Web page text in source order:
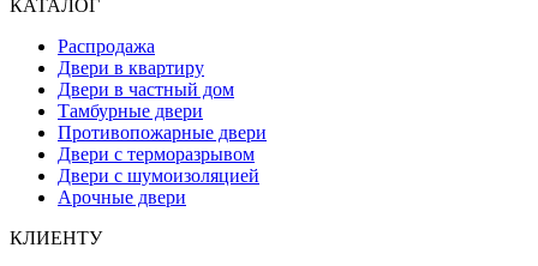
КАТАЛОГ
Распродажа
Двери в квартиру
Двери в частный дом
Тамбурные двери
Противопожарные двери
Двери с терморазрывом
Двери с шумоизоляцией
Арочные двери
КЛИЕНТУ